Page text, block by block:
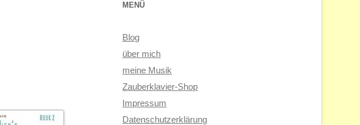
MENÜ
Blog
über mich
meine Musik
Zauberklavier-Shop
Impressum
Datenschutzerklärung